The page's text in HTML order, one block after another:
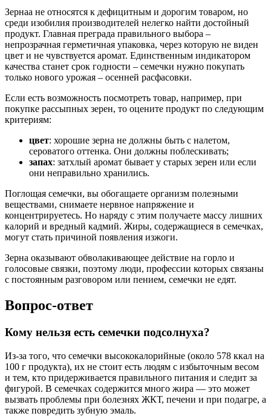
Зернаа не относятся к дефицитным и дорогим товаром, но
среди изобилия производителей нелегко найти достойный
продукт. Главная преграда правильного выбора –
непрозрачная герметичная упаковка, через которую не виден
цвет и не чувствуется аромат. Единственным индикатором
качества станет срок годности – семечки нужно покупать
только нового урожая – осенней расфасовки.
Если есть возможность посмотреть товар, например, при
покупке рассыпных зерен, то оцените продукт по следующим
критериям:
цвет: хорошие зерна не должны быть с налетом,
сероватого оттенка. Они должны поблескивать;
запах: затхлый аромат бывает у старых зерен или если
они неправильно хранились.
Поглощая семечки, вы обогащаете организм полезными
веществами, снимаете нервное напряжение и
концентрируетесь. Но наряду с этим получаете массу лишних
калорий и вредный кадмий. Жиры, содержащиеся в семечках,
могут стать причиной появления изжоги.
Зерна оказывают обволакивающее действие на горло и
голосовые связки, поэтому люди, профессии которых связаны
с постоянным разговором или пением, семечки не едят.
Вопрос-ответ
Кому нельзя есть семечки подсолнуха?
Из-за того, что семечки высококалорийные (около 578 ккал на
100 г продукта), их не стоит есть людям с избыточным весом
и тем, кто придерживается правильного питания и следит за
фигурой. В семечках содержится много жира — это может
вызвать проблемы при болезнях ЖКТ, печени и при подагре, а
также повредить зубную эмаль.